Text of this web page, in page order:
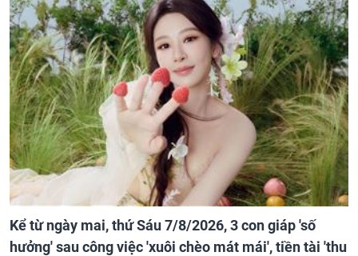
Kể từ ngày mai, thứ Sáu 7/8/2026, 3 con giáp 'số
hưởng' sau công việc 'xuôi chèo mát mái', tiền tài 'thu